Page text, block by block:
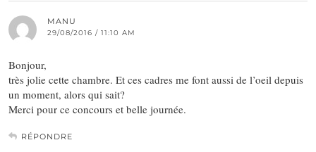
MANU
29/08/2016 / 11:10 AM
Bonjour,
très jolie cette chambre. Et ces cadres me font aussi de l’oeil depuis
un moment, alors qui sait?
Merci pour ce concours et belle journée.
RÉPONDRE